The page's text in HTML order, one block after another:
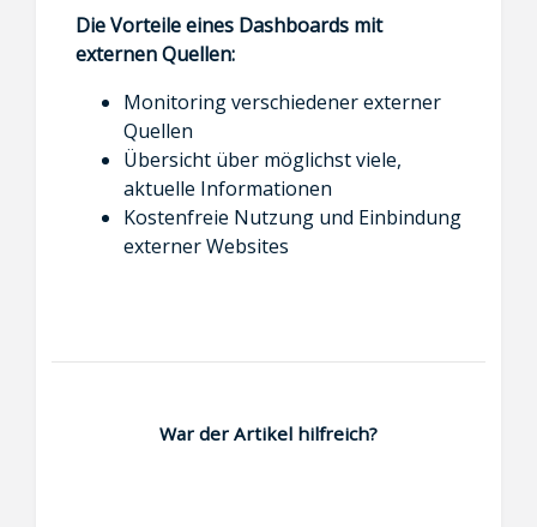
Die Vorteile eines Dashboards mit
externen Quellen:
Monitoring verschiedener externer
Quellen
Übersicht über möglichst viele,
aktuelle Informationen
Kostenfreie Nutzung und Einbindung
externer Websites
War der Artikel hilfreich?